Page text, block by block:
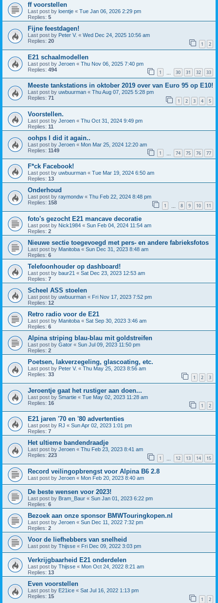
ff voorstellen
Last post by loentje « Tue Jan 06, 2026 2:29 pm
Replies: 5
Fijne feestdagen!
Last post by Peter V. « Wed Dec 24, 2025 10:56 am
Replies: 20 1 2
E21 schaalmodellen
Last post by Jeroen « Thu Nov 06, 2025 7:40 pm
Replies: 494 1 30 31 32 33
Meeste tankstations in oktober 2019 over van Euro 95 op E10!
Last post by uwbuurman « Thu Aug 07, 2025 5:28 pm
Replies: 71 1 2 3 4 5
Voorstellen.
Last post by Jeroen « Thu Oct 31, 2024 9:49 pm
Replies: 11
oohps I did it again..
Last post by Jeroen « Mon Mar 25, 2024 12:20 am
Replies: 1149 1 74 75 76 77
F*ck Facebook!
Last post by uwbuurman « Tue Mar 19, 2024 6:50 am
Replies: 13
Onderhoud
Last post by raymondw « Thu Feb 22, 2024 8:48 pm
Replies: 158 1 8 9 10 11
foto's gezocht E21 mancave decoratie
Last post by Nick1984 « Sun Feb 04, 2024 11:54 am
Replies: 2
Nieuwe sectie toegevoegd met pers- en andere fabrieksfotos
Last post by Manitoba « Sun Dec 31, 2023 8:48 am
Replies: 6
Telefoonhouder op dashboard!
Last post by baur21 « Sat Dec 23, 2023 12:53 am
Replies: 7
Scheel ASS stoelen
Last post by uwbuurman « Fri Nov 17, 2023 7:52 pm
Replies: 12
Retro radio voor de E21
Last post by Manitoba « Sat Sep 30, 2023 3:46 am
Replies: 6
Alpina striping blau-blau mit goldstreifen
Last post by Gator « Sun Jul 09, 2023 11:50 pm
Replies: 2
Poetsen, lakverzegeling, glascoating, etc.
Last post by Peter V. « Thu May 25, 2023 8:56 am
Replies: 33 1 2 3
Jeroentje gaat het rustiger aan doen...
Last post by Smartie « Tue May 02, 2023 11:28 am
Replies: 16 1 2
E21 jaren '70 en '80 advertenties
Last post by RJ « Sun Apr 02, 2023 1:01 pm
Replies: 7
Het ultieme bandendraadje
Last post by Jeroen « Thu Feb 23, 2023 8:41 am
Replies: 223 1 12 13 14 15
Record veilingopbrengst voor Alpina B6 2.8
Last post by Jeroen « Mon Feb 20, 2023 8:40 am
De beste wensen voor 2023!
Last post by Bram_Baur « Sun Jan 01, 2023 6:22 pm
Replies: 6
Bezoek aan onze sponsor BMWTouringkopen.nl
Last post by Jeroen « Sun Dec 11, 2022 7:32 pm
Replies: 2
Voor de liefhebbers van snelheid
Last post by Thijsse « Fri Dec 09, 2022 3:03 pm
Verkrijgbaarheid E21 onderdelen
Last post by Thijsse « Mon Oct 24, 2022 8:21 am
Replies: 13
Even voorstellen
Last post by E21ice « Sat Jul 16, 2022 1:13 pm
Replies: 15 1 2